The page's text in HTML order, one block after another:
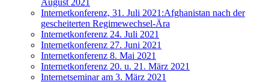
August 2021
Internetkonferenz, 31. Juli 2021:Afghanistan nach der
gescheiterten Regimewechsel-Ära
Internetkonferenz 24. Juli 2021
Internetkonferenz 27. Juni 2021
Internetkonferenz 8. Mai 2021
Internetkonferenz 20. u. 21. März 2021
Internetseminar am 3. März 2021